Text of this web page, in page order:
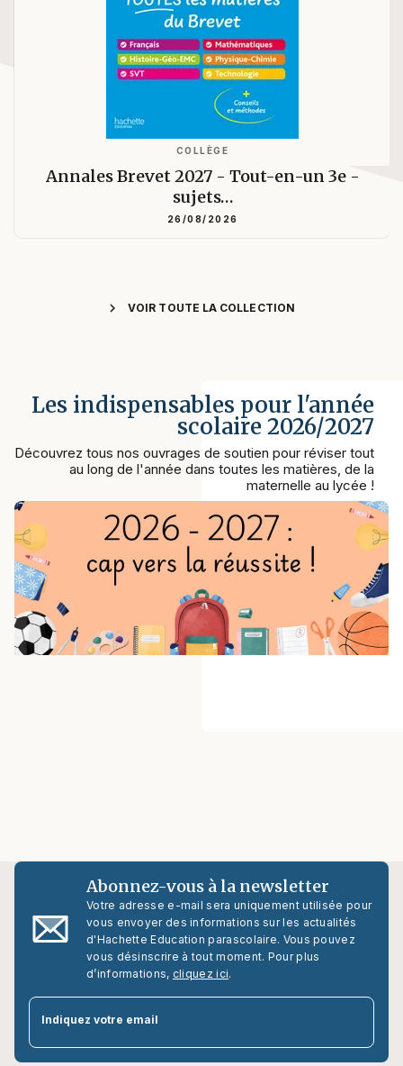
COLLÈGE
Annales Brevet 2027 - Tout-en-un 3e -
sujets…
26/08/2026
chevron_right VOIR TOUTE LA COLLECTION
Les indispensables pour l'année
scolaire 2026/2027
Découvrez tous nos ouvrages de soutien pour réviser tout
au long de l'année dans toutes les matières, de la
maternelle au lycée !
Abonnez-vous à la newsletter
Votre adresse e-mail sera uniquement utilisée pour
vous envoyer des informations sur les actualités
d'Hachette Education parascolaire. Vous pouvez
vous désinscrire à tout moment. Pour plus
d’informations, cliquez ici.
Indiquez votre email